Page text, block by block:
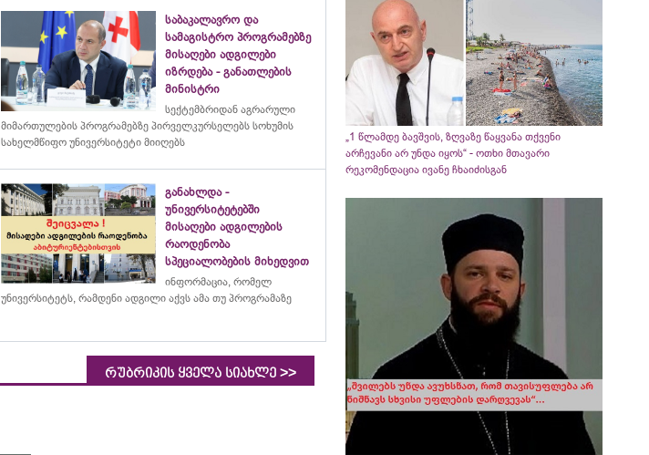
საბაკალავრო და
სამაგისტრო პროგრამებზე
მისაღები ადგილები
იზრდება - განათლების
მინისტრი
სექტემბრიდან აგრარული
მიმართულების პროგრამებზე პირველკურსელებს სოხუმის
სახელმწიფო უნივერსიტეტი მიიღებს
განახლდა -
უნივერსიტეტებში
მისაღები ადგილების
რაოდენობა
სპეციალობების მიხედვით
ინფორმაცია, რომელ
უნივერსიტეტს, რამდენი ადგილი აქვს ამა თუ პროგრამაზე
რუბრიკის ყველა სიახლე >>
„1 წლამდე ბავშვის, ზღვაზე წაყვანა თქვენი
არჩევანი არ უნდა იყოს“ - ოთხი მთავარი
რეკომენდაცია ივანე ჩხაიძისგან